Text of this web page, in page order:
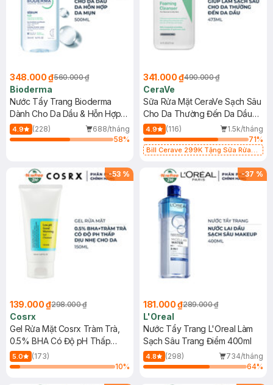
348.000 ₫560.000 ₫
Bioderma
Nước Tẩy Trang Bioderma
Dành Cho Da Dầu & Hỗn Hợp
500ml
4.9 (228)
688/tháng
58%
341.000 ₫490.000 ₫
CeraVe
Sữa Rửa Mặt CeraVe Sạch Sâu
Cho Da Thường Đến Da Dầu
473ml
4.9 (116)
1.5k/tháng
71%
Bill Cerave 299K Tặng Sữa Rửa
-53 %
139.000 ₫298.000 ₫
Cosrx
Gel Rửa Mặt Cosrx Tràm Trà,
0.5% BHA Có Độ pH Thấp
150ml
5.0
(173)
10%
-37 %
181.000 ₫289.000 ₫
L'Oreal
Nước Tẩy Trang L'Oreal Làm
Sạch Sâu Trang Điểm 400ml
4.8 (298)
734/tháng
64%